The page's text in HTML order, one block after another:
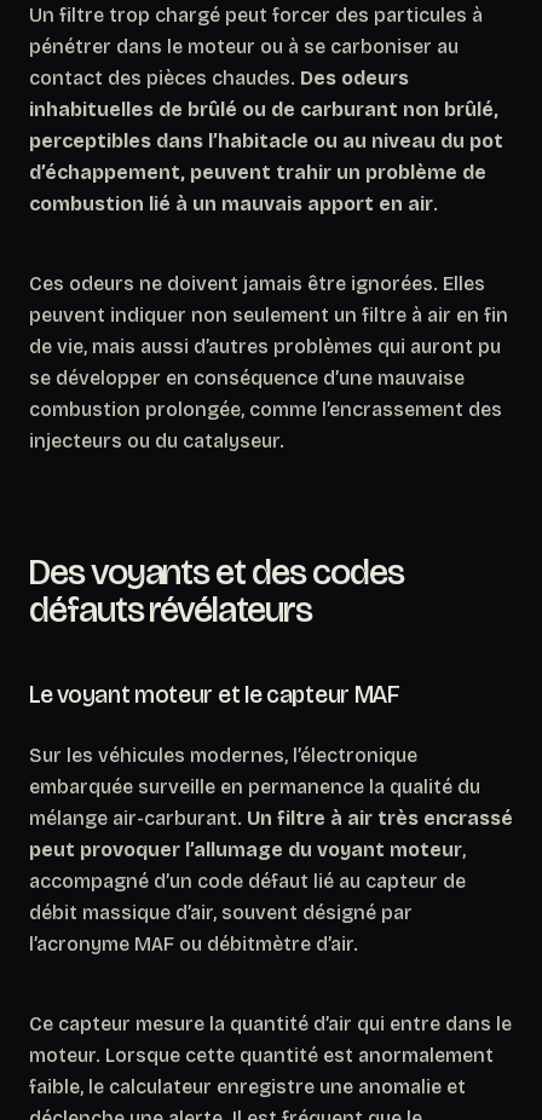
Un filtre trop chargé peut forcer des particules à
pénétrer dans le moteur ou à se carboniser au
contact des pièces chaudes. Des odeurs
inhabituelles de brûlé ou de carburant non brûlé,
perceptibles dans l’habitacle ou au niveau du pot
d’échappement, peuvent trahir un problème de
combustion lié à un mauvais apport en air.
Ces odeurs ne doivent jamais être ignorées. Elles
peuvent indiquer non seulement un filtre à air en fin
de vie, mais aussi d’autres problèmes qui auront pu
se développer en conséquence d’une mauvaise
combustion prolongée, comme l’encrassement des
injecteurs ou du catalyseur.
Des voyants et des codes
défauts révélateurs
Le voyant moteur et le capteur MAF
Sur les véhicules modernes, l’électronique
embarquée surveille en permanence la qualité du
mélange air-carburant. Un filtre à air très encrassé
peut provoquer l’allumage du voyant moteur,
accompagné d’un code défaut lié au capteur de
débit massique d’air, souvent désigné par
l’acronyme MAF ou débitmètre d’air.
Ce capteur mesure la quantité d’air qui entre dans le
moteur. Lorsque cette quantité est anormalement
faible, le calculateur enregistre une anomalie et